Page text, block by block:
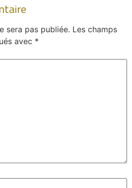
sera pas publiée. Les champs
avec *